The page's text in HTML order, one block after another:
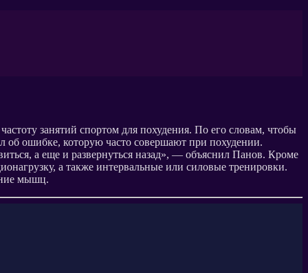
занятий спортом для похудения. По его словам, чтобы
об ошибке, которую часто совершают при похудении.
а еще и развернуться назад», — объяснил Панов. Кроме
а также интервальные или силовые тренировки.
мышц.